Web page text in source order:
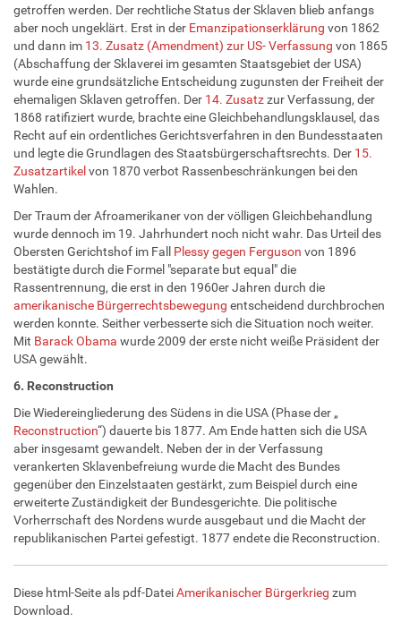
getroffen werden. Der rechtliche Status der Sklaven blieb anfangs
aber noch ungeklärt. Erst in der Emanzipationserklärung von 1862
und dann im 13. Zusatz (Amendment) zur US- Verfassung von 1865
(Abschaffung der Sklaverei im gesamten Staatsgebiet der USA)
wurde eine grundsätzliche Entscheidung zugunsten der Freiheit der
ehemaligen Sklaven getroffen. Der 14. Zusatzzur Verfassung, der
1868 ratifiziert wurde, brachte eine Gleichbehandlungsklausel, das
Recht auf ein ordentliches Gerichtsverfahren in den Bundesstaaten
und legte die Grundlagen des Staatsbürgerschaftsrechts. Der 15.
Zusatzartikel von 1870 verbot Rassenbeschränkungen bei den
Wahlen.
Der Traum der Afroamerikaner von der völligen Gleichbehandlung
wurde dennoch im 19. Jahrhundert noch nicht wahr. Das Urteil des
Obersten Gerichtshof im Fall Plessy gegen Ferguson von 1896
bestätigte durch die Formel "separate but equal" die
Rassentrennung, die erst in den 1960er Jahren durch die
amerikanische Bürgerrechtsbewegung entscheidend durchbrochen
werden konnte. Seither verbesserte sich die Situation noch weiter.
Mit Barack Obama wurde 2009 der erste nicht weiße Präsident der
USA gewählt.
6. Reconstruction
Die Wiedereingliederung des Südens in die USA (Phase der „
Reconstruction“) dauerte bis 1877. Am Ende hatten sich die USA
aber insgesamt gewandelt. Neben der in der Verfassung
verankerten Sklavenbefreiung wurde die Macht des Bundes
gegenüber den Einzelstaaten gestärkt, zum Beispiel durch eine
erweiterte Zuständigkeit der Bundesgerichte. Die politische
Vorherrschaft des Nordens wurde ausgebaut und die Macht der
republikanischen Partei gefestigt. 1877 endete die Reconstruction.
Diese html-Seite als pdf-DateiAmerikanischer Bürgerkrieg zum
Download.